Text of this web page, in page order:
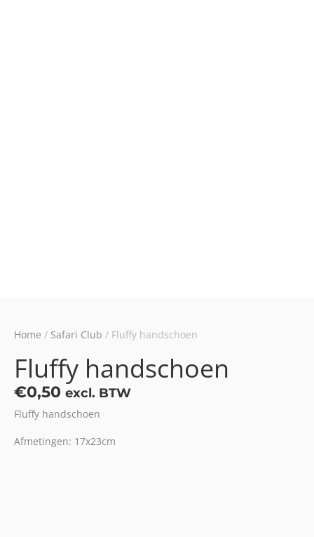
Home / Safari Club / Fluffy handschoen
Fluffy handschoen
€0,50 excl. BTW
Fluffy handschoen
Afmetingen: 17x23cm